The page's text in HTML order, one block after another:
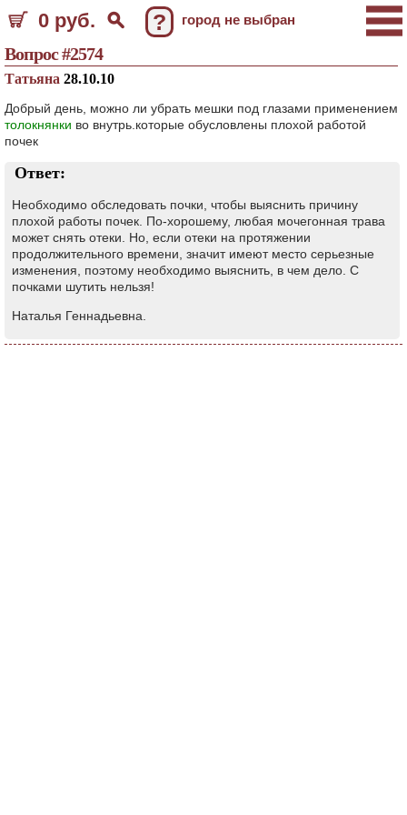
0 руб. ? город не выбран
Вопрос #2574
Татьяна 28.10.10
Добрый день, можно ли убрать мешки под глазами применением
толокнянки во внутрь.которые обусловлены плохой работой
почек
Ответ:
Необходимо обследовать почки, чтобы выяснить причину
плохой работы почек. По-хорошему, любая мочегонная трава
может снять отеки. Но, если отеки на протяжении
продолжительного времени, значит имеют место серьезные
изменения, поэтому необходимо выяснить, в чем дело. С
почками шутить нельзя!
Наталья Геннадьевна.